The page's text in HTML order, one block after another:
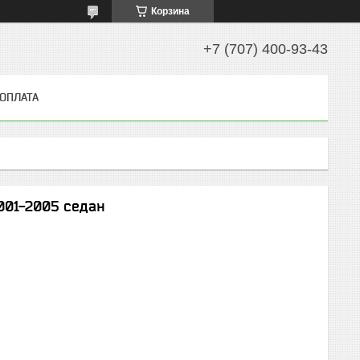
Корзина
+7 (707) 400-93-43
2005 седан